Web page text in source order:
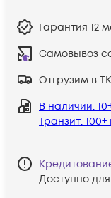
Гарантия 12
Самовывоз
Отгрузим в
В наличии:
Транзит:
Доступно